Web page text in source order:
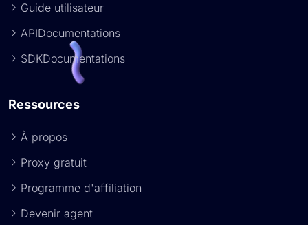
Guide utilisateur
APIDocumentations
SDKDocumentations
Ressources
À propos
Proxy gratuit
Programme d'affiliation
Devenir agent